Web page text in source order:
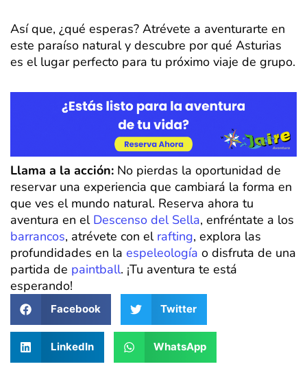
Así que, ¿qué esperas? Atrévete a aventurarte en
este paraíso natural y descubre por qué Asturias
es el lugar perfecto para tu próximo viaje de grupo.
Llama a la acción: No pierdas la oportunidad de
reservar una experiencia que cambiará la forma en
que ves el mundo natural. Reserva ahora tu
aventura en el Descenso del Sella, enfréntate a los
barrancos, atrévete con el rafting, explora las
profundidades en la espeleología o disfruta de una
partida de paintball. ¡Tu aventura te está
esperando!
Facebook Twitter
LinkedIn WhatsApp